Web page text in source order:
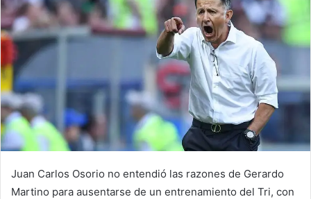
Juan Carlos Osorio no entendió las razones de Gerardo
Martino para ausentarse de un entrenamiento del Tri, con